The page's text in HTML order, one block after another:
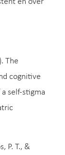
The
cognitive
self-stigma
P. T., &